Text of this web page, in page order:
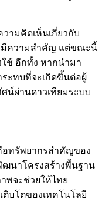
ามคิดเห็นเกี่ยวกับ
มีความสำคัญ แต่ขณะนี้
ช้ อีกทั้ง หากนำมา
ะทบที่จะเกิดขึ้นต่อผู้
น์ผ่านดาวเทียมระบบ
อทรัพยากรสำคัญของ
ฒนาโครงสร้างพื้นฐาน
พจะช่วยให้ไทย
บโตของเทคโนโลยี